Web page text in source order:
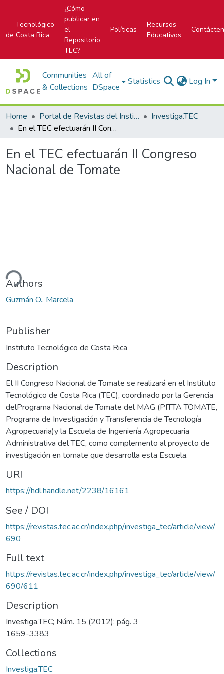
Tecnológico
de Costa Rica
¿Cómo
publicar en
el
Repositorio
TEC?
Políticas
Recursos
Educativos
Communities
& Collections
All of
DSpace
Statistics Log In
Home Portal de Revistas del Instituto Tecnológico de Costa Rica
Investiga.TEC
En el TEC efectuarán II Congreso Nacional de Tomate
En el TEC efectuarán II Congreso
Nacional de Tomate
Authors
Guzmán O., Marcela
Publisher
Instituto Tecnológico de Costa Rica
Description
El II Congreso Nacional de Tomate se realizará en el Instituto
Tecnológico de Costa Rica (TEC), coordinado por la Gerencia
delPrograma Nacional de Tomate del MAG (PITTA TOMATE,
Programa de Investigación y Transferencia de Tecnología
Agropecuaria)y la Escuela de Ingeniería Agropecuaria
Administrativa del TEC, como complemento al proyecto de
investigación en tomate que desarrolla esta Escuela.
URI
https://hdl.handle.net/2238/16161
See / DOI
https://revistas.tec.ac.cr/index.php/investiga_tec/article/view/
690
Full text
https://revistas.tec.ac.cr/index.php/investiga_tec/article/view/
690/611
Description
Investiga.TEC; Núm. 15 (2012); pág. 3
1659-3383
Collections
Investiga.TEC